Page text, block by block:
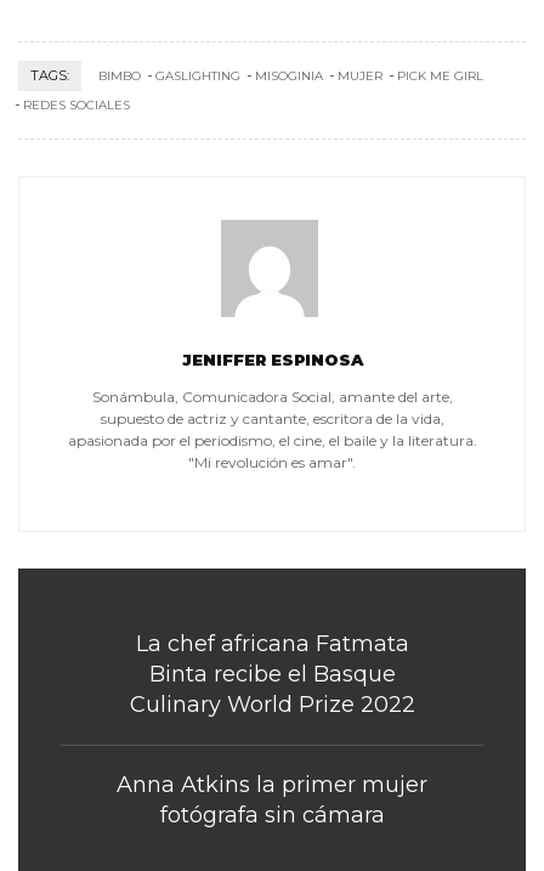
TAGS: BIMBO GASLIGHTING MISOGINIA MUJER
PICK ME GIRL
REDES SOCIALES
JENIFFER ESPINOSA
Sonámbula, Comunicadora Social, amante del arte,
supuesto de actriz y cantante, escritora de la vida,
apasionada por el periodismo, el cine, el baile y la literatura.
"Mi revolución es amar".
La chef africana Fatmata
Binta recibe el Basque
Culinary World Prize 2022
Anna Atkins la primer mujer
fotógrafa sin cámara